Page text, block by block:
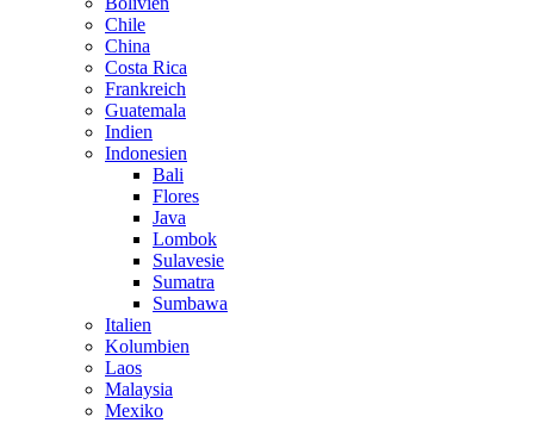
Chile
China
Costa Rica
Frankreich
Guatemala
Indien
Indonesien
Bali
Flores
Java
Lombok
Sulavesie
Sumatra
Sumbawa
Italien
Kolumbien
Laos
Malaysia
Mexiko